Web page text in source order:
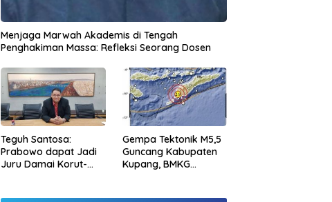
Menjaga Marwah Akademis di Tengah
Penghakiman Massa: Refleksi Seorang Dosen
Teguh Santosa:
Prabowo dapat Jadi
Juru Damai Korut-
Gempa Tektonik M5,5
Guncang Kabupaten
Kupang, BMKG